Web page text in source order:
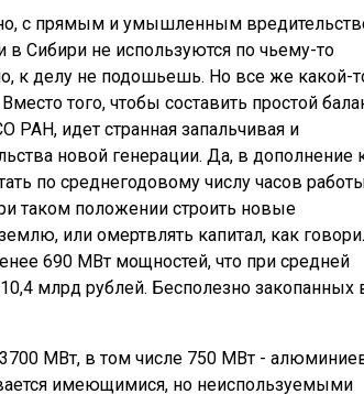
с прямым и умышленным
в Сибири не используются по чьему-то
к делу не подошьешь. Но все же какой-
того, чтобы составить простой
РАН, идет странная запальчивая и
новой генерации. Да, в дополнение
по среднегодовому числу часов
таком положении строить новые
или омертвлять капитал, как
690 МВт мощностей, что при средней
млрд рублей. Бесполезно закопанных
3700 МВт, в том числе 750 МВт -
имеющимися, но неиспользуемыми